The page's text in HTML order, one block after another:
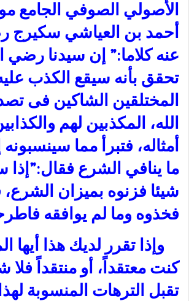
الأصولي الصوفي الجامع
أحمد بن العياشي سكيرج
عنه كلاما:” إن سيدنا رضي
تحقق بأنه سيقع الكذب
المختلقين الشاكين فى
الله، المكذبين لهم
أمثاله، فتبرأ مما
ما ينافي الشرع
شيئا فزنوه بميزان
فخذوه وما لم يوافقه
وإذا تقرر لديك هذا أيها
كنت معتقداً، أو منتقداً فلا
تقبل الترهات المنسوبة